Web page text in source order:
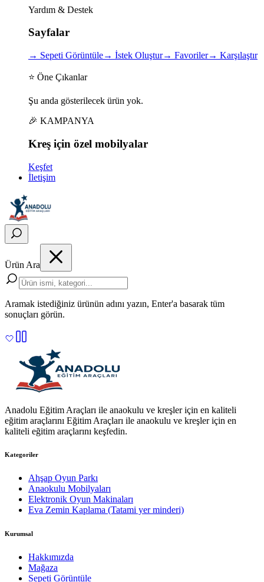
Yardım & Destek
Sayfalar
→ Sepeti Görüntüle→ İstek Oluştur→ Favoriler→ Karşılaştır
⭐ Öne Çıkanlar
Şu anda gösterilecek ürün yok.
🎉 KAMPANYA
Kreş için özel mobilyalar
Keşfet
İletişim
Ürün Ara
Aramak istediğiniz ürünün adını yazın, Enter'a basarak tüm
sonuçları görün.
Anadolu Eğitim Araçları ile anaokulu ve kreşler için en kaliteli
eğitim araçlarını Eğitim Araçları ile anaokulu ve kreşler için en
kaliteli eğitim araçlarını keşfedin.
Kategoriler
Ahşap Oyun Parkı
Anaokulu Mobilyaları
Elektronik Oyun Makinaları
Eva Zemin Kaplama (Tatami yer minderi)
Kurumsal
Hakkımızda
Mağaza
Sepeti Görüntüle